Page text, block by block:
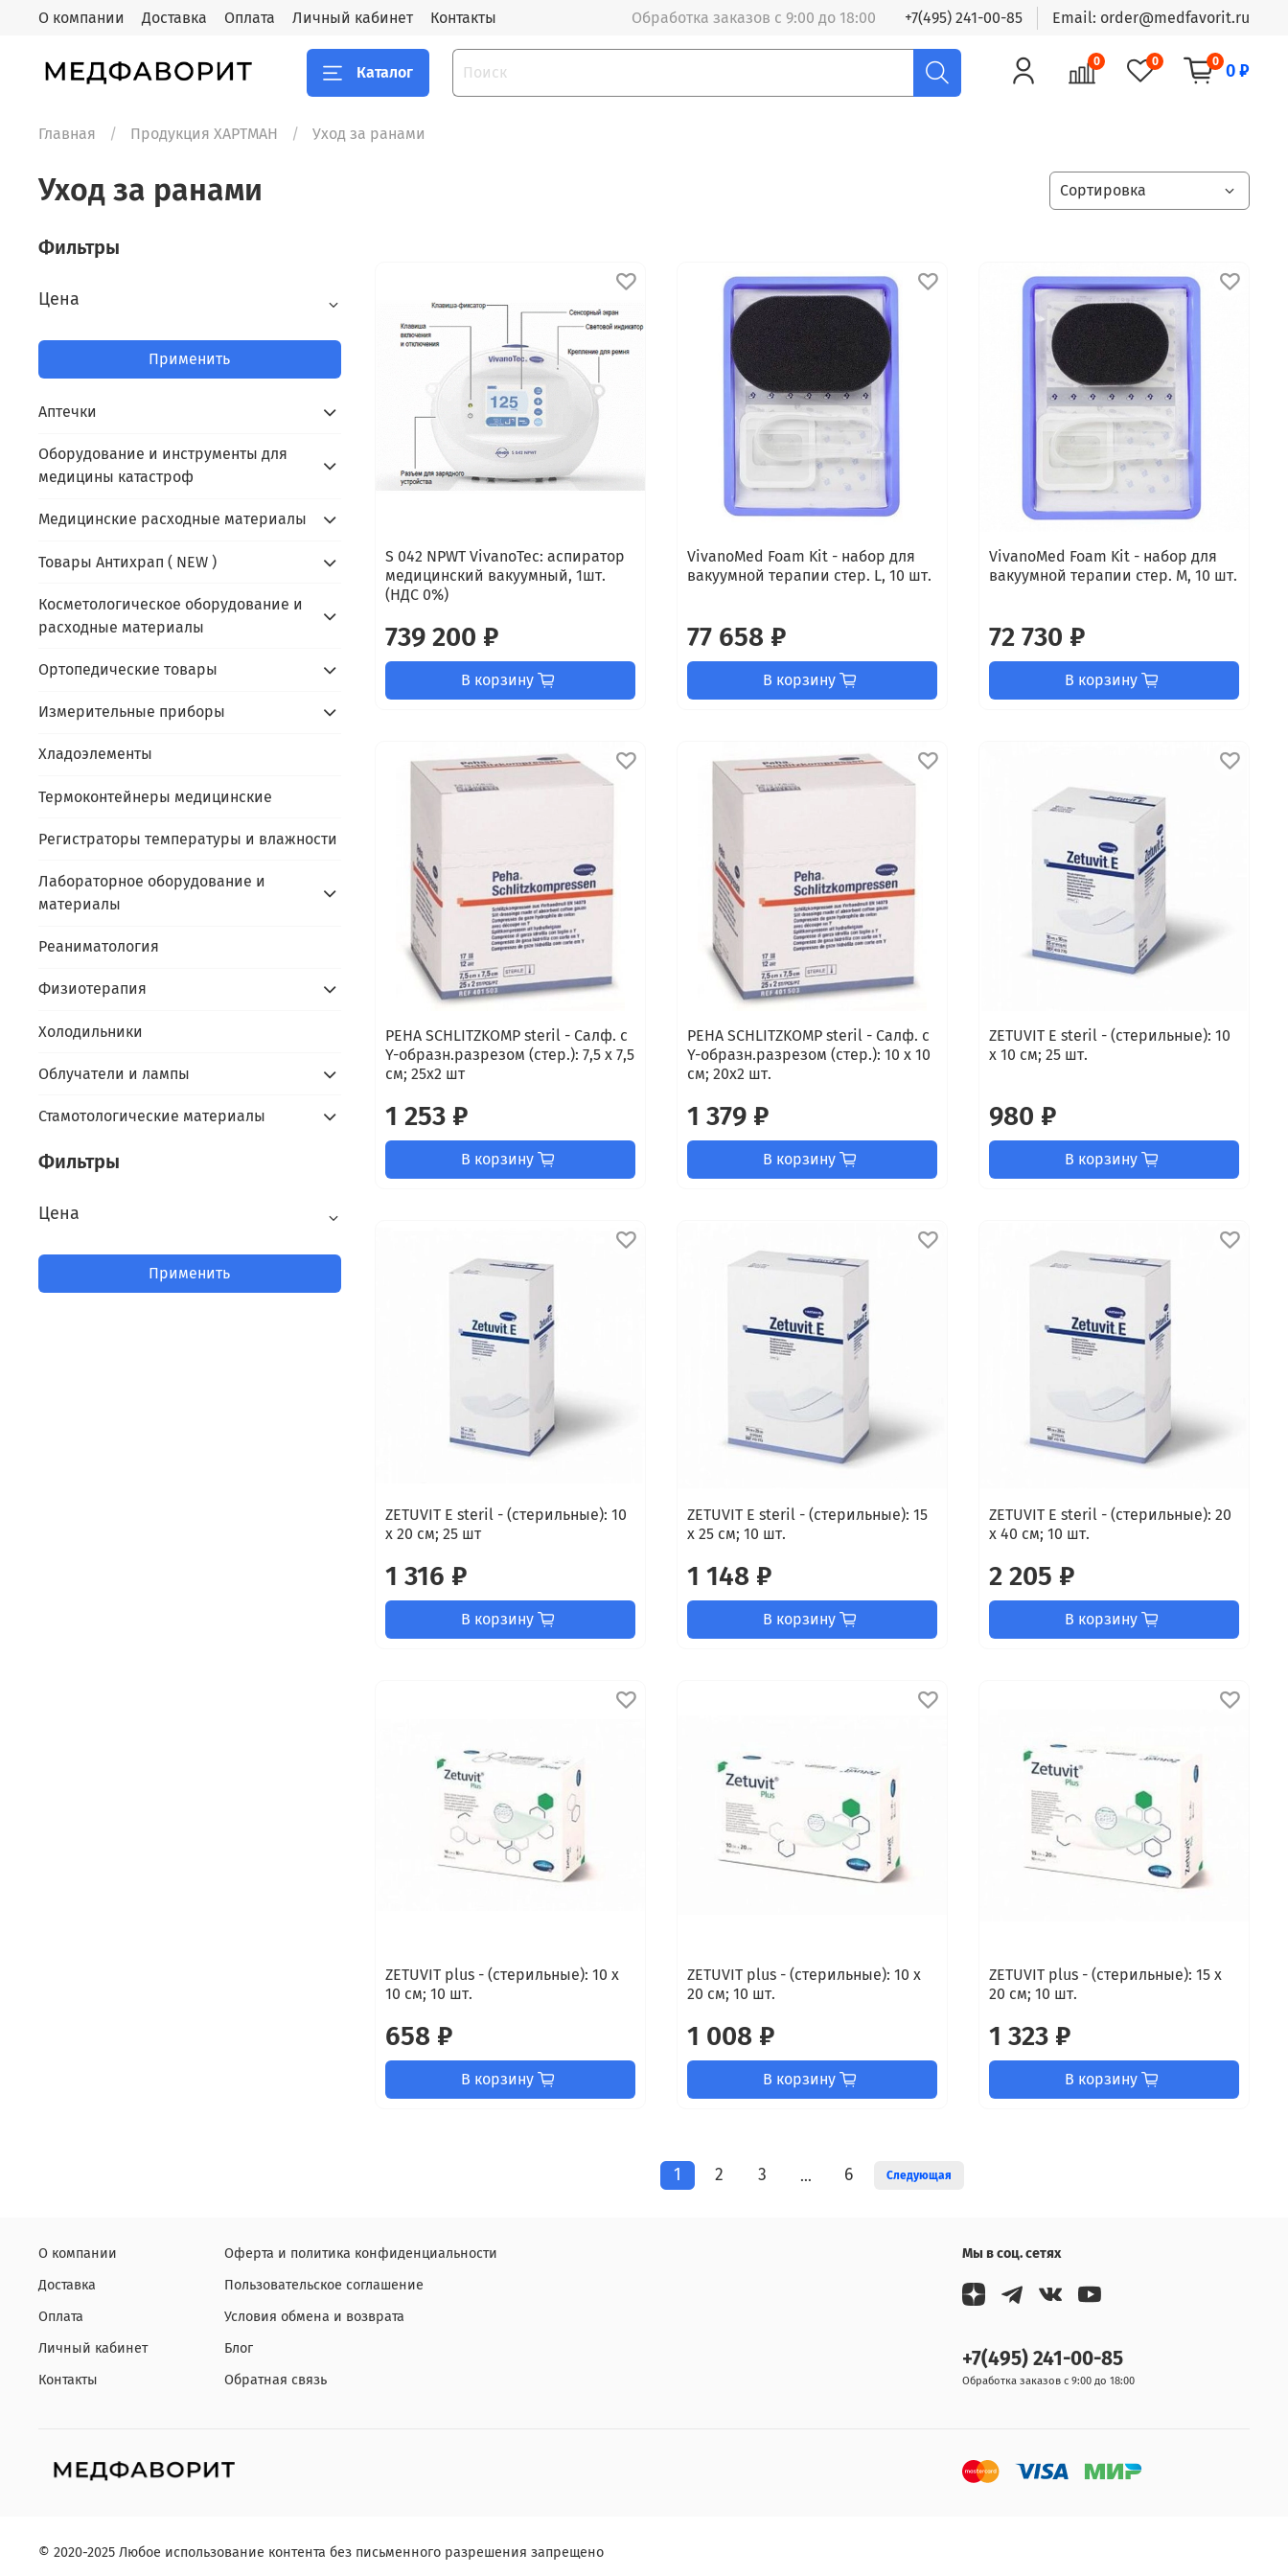
О компании Доставка Оплата Личный кабинет Контакты Обработка заказов с 9:00 до 18:00 +7(495) 241-00-85 Email: order@medfavorit.ru
Каталог
0 0 0 0 ₽
Главная Продукция ХАРТМАН Уход за ранами
Уход за ранами
S 042 NPWT VivanoTec: аспиратор
медицинский вакуумный, 1шт.
(НДС 0%)
739 200 ₽
В корзину
VivanoMed Foam Kit - набор для
вакуумной терапии стер. L, 10 шт.
77 658 ₽
В корзину
VivanoMed Foam Kit - набор для
вакуумной терапии стер. M, 10 шт.
72 730 ₽
В корзину
PEHA SCHLITZKOMP steril - Салф. с
Y-образн.разрезом (стер.): 7,5 х 7,5
см; 25х2 шт
1 253 ₽
В корзину
PEHA SCHLITZKOMP steril - Салф. с
Y-образн.разрезом (стер.): 10 х 10
см; 20х2 шт.
1 379 ₽
В корзину
ZETUVIT E steril - (стерильные): 10
х 10 см; 25 шт.
980 ₽
В корзину
ZETUVIT E steril - (стерильные): 10
х 20 см; 25 шт
1 316 ₽
В корзину
ZETUVIT E steril - (стерильные): 15
х 25 см; 10 шт.
1 148 ₽
В корзину
ZETUVIT E steril - (стерильные): 20
х 40 см; 10 шт.
2 205 ₽
В корзину
ZETUVIT plus - (стерильные): 10 х
10 см; 10 шт.
658 ₽
В корзину
ZETUVIT plus - (стерильные): 10 х
20 см; 10 шт.
1 008 ₽
В корзину
ZETUVIT plus - (стерильные): 15 x
20 см; 10 шт.
1 323 ₽
В корзину
1 2 3 … 6 Следующая
Фильтры
Цена
Применить
Аптечки
Оборудование и инструменты для
медицины катастроф
Медицинские расходные материалы
Товары Антихрап ( NEW )
Косметологическое оборудование и
расходные материалы
Ортопедические товары
Измерительные приборы
Хладоэлементы
Термоконтейнеры медицинские
Регистраторы температуры и влажности
Лабораторное оборудование и
материалы
Реаниматология
Физиотерапия
Холодильники
Облучатели и лампы
Стамотологические материалы
Фильтры
Цена
Применить
О компании
Доставка
Оплата
Личный кабинет
Контакты
Оферта и политика конфиденциальности
Пользовательское соглашение
Условия обмена и возврата
Блог
Обратная связь
Мы в соц. сетях
+7(495) 241-00-85
Обработка заказов с 9:00 до 18:00
© 2020-2025 Любое использование контента без письменного разрешения запрещено